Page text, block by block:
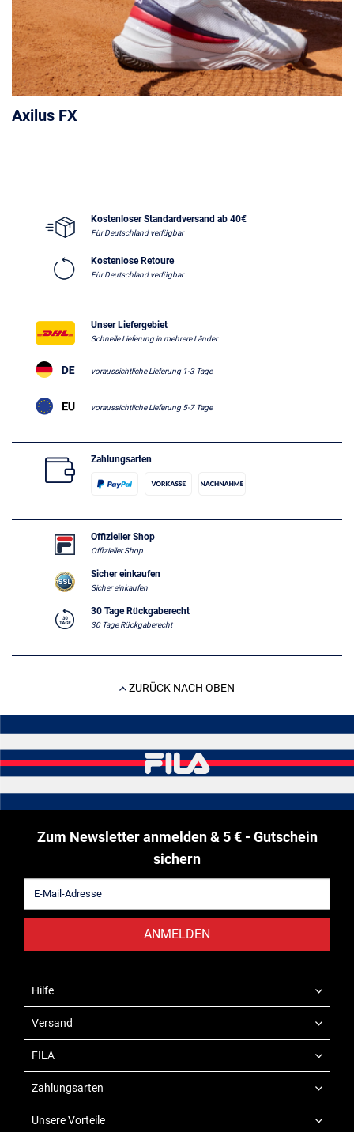
Axilus FX
Kostenloser Standardversand ab 40€
Für Deutschland verfügbar
Kostenlose Retoure
Für Deutschland verfügbar
Unser Liefergebiet
Schnelle Lieferung in mehrere Länder
voraussichtliche Lieferung 1-3 Tage
voraussichtliche Lieferung 5-7 Tage
Zahlungsarten
Offizieller Shop
Offizieller Shop
Sicher einkaufen
Sicher einkaufen
30 Tage Rückgaberecht
30 Tage Rückgaberecht
ZURÜCK NACH OBEN
Zum Newsletter anmelden & 5 € - Gutschein
sichern
ANMELDEN
Hilfe
Versand
FILA
Zahlungsarten
Unsere Vorteile